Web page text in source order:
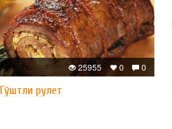
0
0
25955
Гўштли рулет